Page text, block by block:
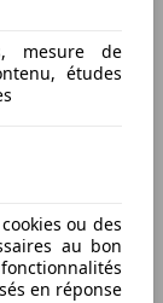
mesure de
études
ou des
au bon
en réponse